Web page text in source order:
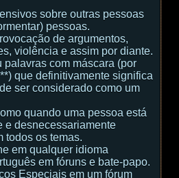
sobre outras pessoas
pessoas.
de argumentos,
violência e assim por diante.
palavras com máscara (por
que definitivamente significa
ser considerado como um
quando uma pessoa está
e desnecessariamente
todos os temas.
em qualquer idioma
em fóruns e bate-papo.
Especiais em um fórum